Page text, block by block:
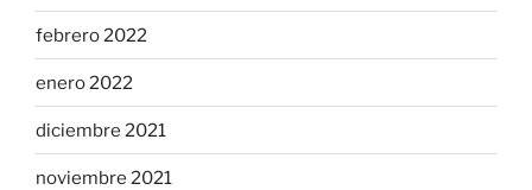
febrero 2022
enero 2022
diciembre 2021
noviembre 2021